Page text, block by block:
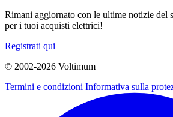
Rimani aggiornato con le ultime notizie del
per i tuoi acquisti elettrici!
Registrati qui
© 2002-2026 Voltimum
Termini e condizioni Informativa sulla